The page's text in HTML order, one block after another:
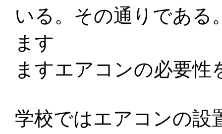
いる。その通りである
ます
ますエアコンの必要性
学校ではエアコンの設